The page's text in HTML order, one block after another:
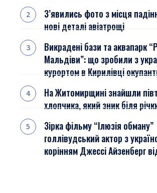
З’явились фото з місця
нові деталі авіатрощі
Викрадені бази та аквапарк
Мальдіви”: що зробили з
курортом в Кирилівці
На Житомирщині знайшли
хлопчика, який зник біля
Зірка фільму “Ілюзія обману”
голлівудський актор з
корінням Джессі Айзенберг